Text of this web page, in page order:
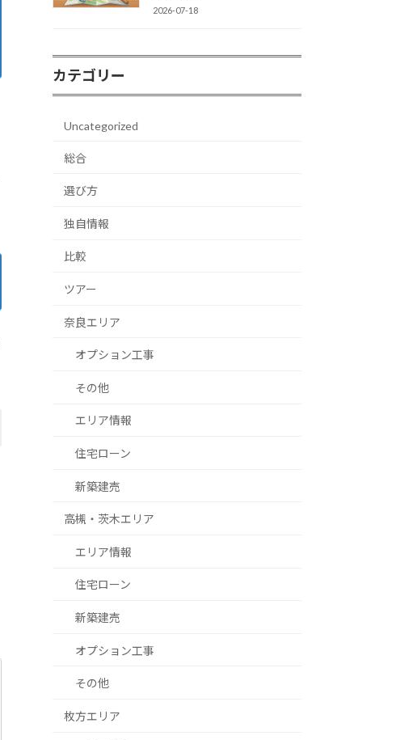
2026-07-18
カテゴリー
Uncategorized
総合
選び方
独自情報
比較
ツアー
奈良エリア
オプション工事
その他
エリア情報
住宅ローン
新築建売
高槻・茨木エリア
エリア情報
住宅ローン
新築建売
オプション工事
その他
枚方エリア